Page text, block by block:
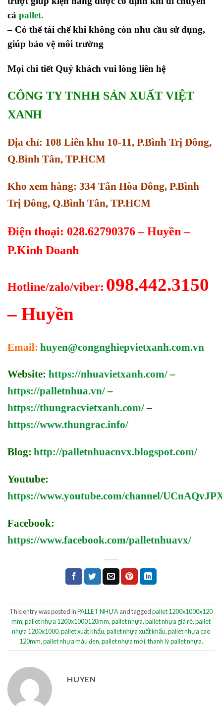
cả pallet.
– Có thể tái chế khi không còn nhu cầu sử dụng,
giúp bảo vệ môi trường
Mọi chi tiết Quý khách vui lòng liên hệ
CÔNG TY TNHH SẢN XUẤT VIỆT
XANH
Địa chỉ: 108 Liên khu 10-11, P.Bình Trị Đông,
Q.Bình Tân, TP.HCM
Kho xem hàng: 334 Tân Hòa Đông, P.Bình
Trị Đông, Q.Bình Tân, TP.HCM
Điện thoại: 028.62790376 – Huyền –
P.Kinh Doanh
Hotline/zalo/viber: 098.442.3150
– Huyền
Email: huyen@congnghiepvietxanh.com.vn
Website: https://nhuavietxanh.com/–
https://palletnhua.vn/–
https://thungracvietxanh.com/–
https://www.thungrac.info/
Blog: http://palletnhuacnvx.blogspot.com/
Youtube:
https://www.youtube.com/channel/
Facebook:
https://www.facebook.com/palletnhuavx/
This entry was posted inPALLET NHỰAand taggedpallet 1200x1000x120
mm,pallet nhựa 1200x1000120mm,pallet nhựa,pallet nhựa giá rẻ,pallet
nhựa 1200x1000,pallet xuất khẩu,pallet nhựa xuất khẩu,pallet nhựa cao
120mm,pallet nhựa màu đen,pallet nhựa mới,thanh lý pallet nhựa.
HUYEN